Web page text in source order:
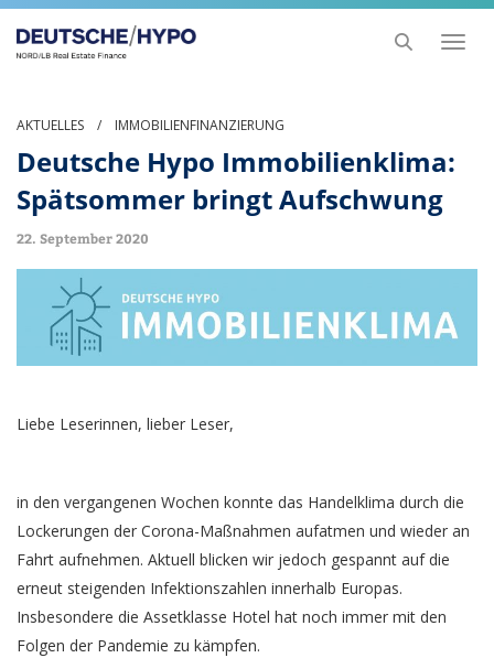
Toggle
AKTUELLES / IMMOBILIENFINANZIERUNG
Deutsche Hypo Immobilienklima:
Spätsommer bringt Aufschwung
22. September 2020
Liebe Leserinnen, lieber Leser,
in den vergangenen Wochen konnte das Handelklima durch die
Lockerungen der Corona-Maßnahmen aufatmen und wieder an
Fahrt aufnehmen. Aktuell blicken wir jedoch gespannt auf die
erneut steigenden Infektionszahlen innerhalb Europas.
Insbesondere die Assetklasse Hotel hat noch immer mit den
Folgen der Pandemie zu kämpfen.